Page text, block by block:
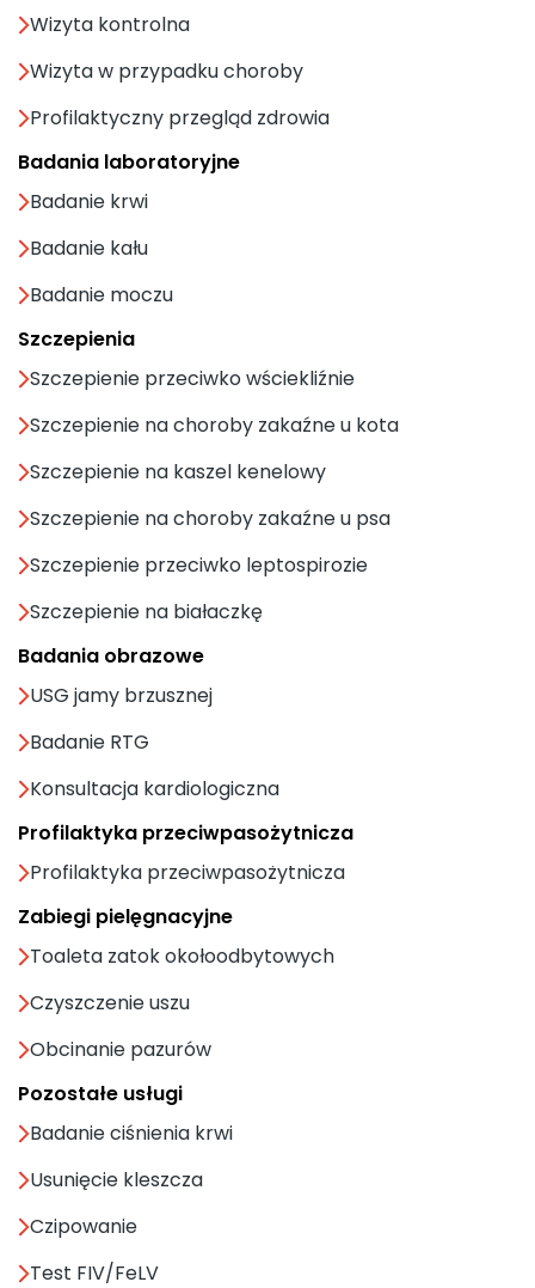
Wizyta kontrolna
Wizyta w przypadku choroby
Profilaktyczny przegląd zdrowia
Badania laboratoryjne
Badanie krwi
Badanie kału
Badanie moczu
Szczepienia
Szczepienie przeciwko wściekliźnie
Szczepienie na choroby zakaźne u kota
Szczepienie na kaszel kenelowy
Szczepienie na choroby zakaźne u psa
Szczepienie przeciwko leptospirozie
Szczepienie na białaczkę
Badania obrazowe
USG jamy brzusznej
Badanie RTG
Konsultacja kardiologiczna
Profilaktyka przeciwpasożytnicza
Profilaktyka przeciwpasożytnicza
Zabiegi pielęgnacyjne
Toaleta zatok okołoodbytowych
Czyszczenie uszu
Obcinanie pazurów
Pozostałe usługi
Badanie ciśnienia krwi
Usunięcie kleszcza
Czipowanie
Test FIV/FeLV